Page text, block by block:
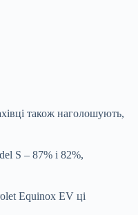
також наголошують,
S – 87% і 82%,
Equinox EV ці